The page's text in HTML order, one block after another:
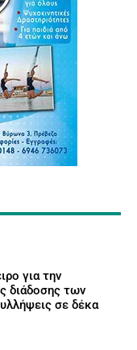
για την
διάδοσης των
σε δέκα